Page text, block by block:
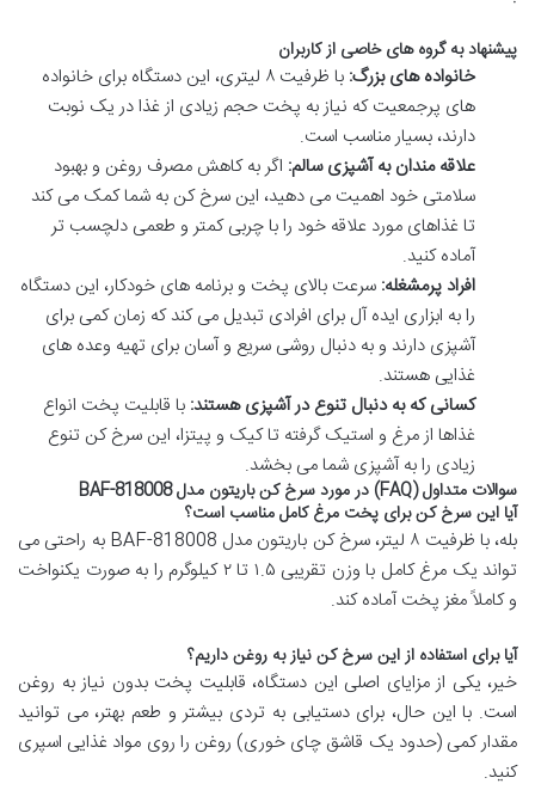
پیشنهاد به گروه های خاصی از کاربران
خانواده های بزرگ:
با ظرفیت ۸ لیتری، این دستگاه برای خانواده
های پرجمعیت که نیاز به پخت حجم زیادی از غذا در یک نوبت
دارند، بسیار مناسب است.
علاقه مندان به آشپزی سالم: اگر به کاهش مصرف روغن و بهبود
سلامتی خود اهمیت می دهید، این سرخ کن به شما کمک می کند
تا غذاهای مورد علاقه خود را با چربی کمتر و طعمی دلچسب تر
آماده کنید.
افراد پرمشغله: سرعت بالای پخت و برنامه های خودکار، این دستگاه
را به ابزاری ایده آل برای افرادی تبدیل می کند که زمان کمی برای
آشپزی دارند و به دنبال روشی سریع و آسان برای تهیه وعده های
غذایی هستند.
کسانی که به دنبال تنوع در آشپزی هستند: با قابلیت پخت انواع
غذاها از مرغ و استیک گرفته تا کیک و پیتزا، این سرخ کن تنوع
زیادی را به آشپزی شما می بخشد.
سوالات متداول (FAQ) در مورد سرخ کن باریتون مدل BAF-818008
آیا این سرخ کن برای پخت مرغ کامل مناسب است؟
بله، با ظرفیت ۸ لیتر، سرخ کن باریتون مدل BAF-818008 به راحتی می
تواند یک مرغ کامل با وزن تقریبی ۱.۵ تا ۲ کیلوگرم را به صورت یکنواخت
و کاملاً مغز پخت آماده کند.
آیا برای استفاده از این سرخ کن نیاز به روغن داریم؟
خیر، یکی از مزایای اصلی این دستگاه، قابلیت پخت بدون نیاز به روغن
است. با این حال، برای دستیابی به تردی بیشتر و طعم بهتر، می توانید
مقدار کمی (حدود یک قاشق چای خوری) روغن را روی مواد غذایی اسپری
کنید.